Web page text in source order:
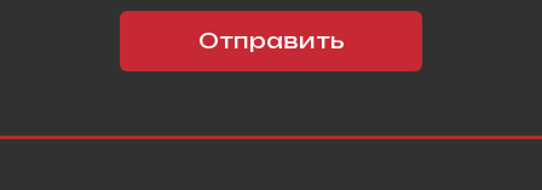
Отправить